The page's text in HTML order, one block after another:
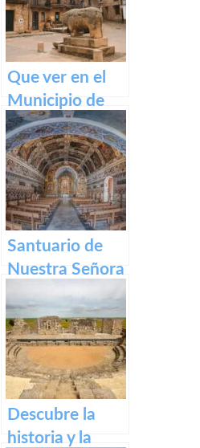
Que ver en el
Municipio de
Segura de Toro
en caceres
Santuario de
Nuestra Señora
Historia,
devoción y
turismo en
España
Descubre la
historia y la